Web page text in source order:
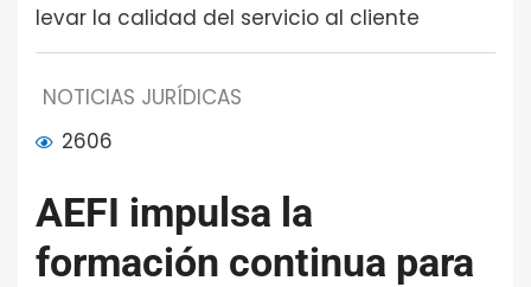
levar la calidad del servicio al cliente
NOTICIAS JURÍDICAS
2606
AEFI impulsa la
formación continua para